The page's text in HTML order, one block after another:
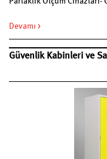
Devamı >
Güvenlik Kabinleri ve